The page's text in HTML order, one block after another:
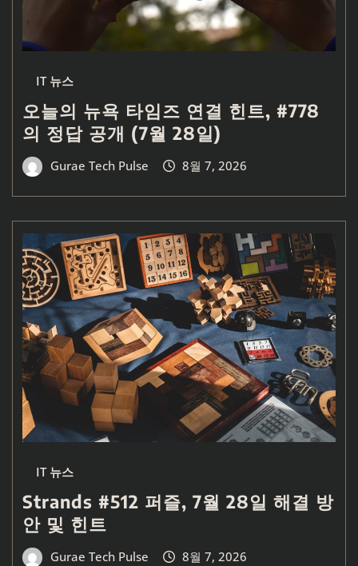
IT 뉴스
오늘의 뉴욕 타임즈 연결 힌트, #778
의 정답 공개 (7월 28일)
Gurae Tech Pulse 8월 7, 2026
IT 뉴스
Strands #512 퍼즐, 7월 28일 해결 방
안 및 힌트
Gurae Tech Pulse 8월 7, 2026